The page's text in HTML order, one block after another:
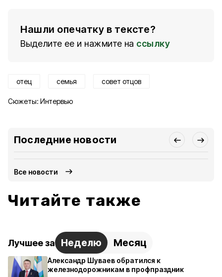
Нашли опечатку в тексте?
Выделите ее и нажмите на ссылку
отец семья совет отцов
Сюжеты: Интервью
Последние новости
Все новости
Читайте также
Лучшее за Неделю Месяц
Александр Шуваев обратился к
железнодорожникам в профпраздник